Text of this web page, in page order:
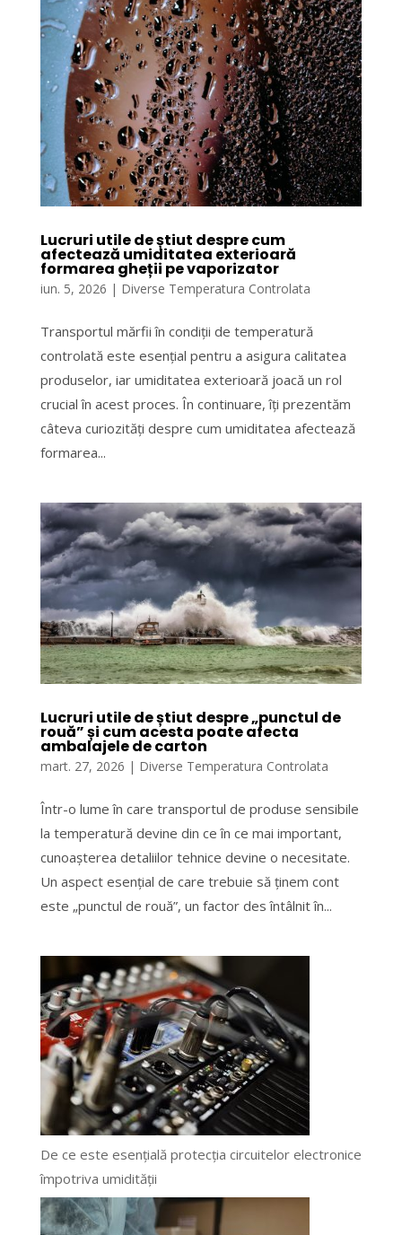
Lucruri utile de știut despre cum
afectează umiditatea exterioară
formarea gheții pe vaporizator
iun. 5, 2026 | Diverse Temperatura Controlata
Transportul mărfii în condiții de temperatură
controlată este esențial pentru a asigura calitatea
produselor, iar umiditatea exterioară joacă un rol
crucial în acest proces. În continuare, îți prezentăm
câteva curiozități despre cum umiditatea afectează
formarea...
Lucruri utile de știut despre „punctul de
rouă” și cum acesta poate afecta
ambalajele de carton
mart. 27, 2026 | Diverse Temperatura Controlata
Într-o lume în care transportul de produse sensibile
la temperatură devine din ce în ce mai important,
cunoașterea detaliilor tehnice devine o necesitate.
Un aspect esențial de care trebuie să ținem cont
este „punctul de rouă”, un factor des întâlnit în...
De ce este esențială protecția circuitelor electronice
împotriva umidității